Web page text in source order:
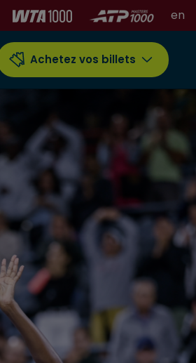
en
Achetez vos billets